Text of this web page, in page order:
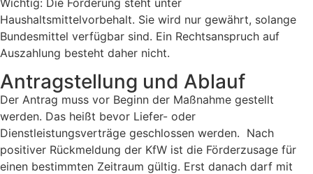
Wichtig: Die Förderung steht unter
Haushaltsmittelvorbehalt. Sie wird nur gewährt, solange
Bundesmittel verfügbar sind. Ein Rechtsanspruch auf
Auszahlung besteht daher nicht.
Antragstellung und Ablauf
Der Antrag muss vor Beginn der Maßnahme gestellt
werden. Das heißt bevor Liefer- oder
Dienstleistungsverträge geschlossen werden. Nach
positiver Rückmeldung der KfW ist die Förderzusage für
einen bestimmten Zeitraum gültig. Erst danach darf mit